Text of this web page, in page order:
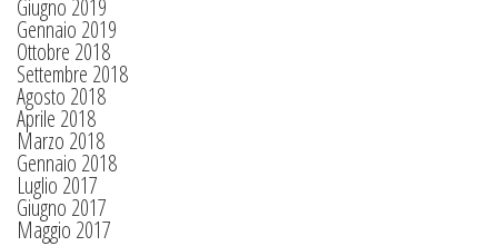
Giugno 2019
Gennaio 2019
Ottobre 2018
Settembre 2018
Agosto 2018
Aprile 2018
Marzo 2018
Gennaio 2018
Luglio 2017
Giugno 2017
Maggio 2017